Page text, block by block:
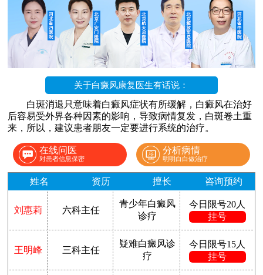
关于白癜风康复医生有话说：
白斑消退只意味着白癜风症状有所缓解，白癜风在治好
后容易受外界各种因素的影响，导致病情复发，白斑卷土重
来，所以，建议患者朋友一定要进行系统的治疗。
在线问医
对患者信息保密
分析病情
明明白白做治疗
姓名 资历 擅长 咨询预约
刘惠莉 六科主任
青少年白癜风
诊疗
今日限号20人
挂号
王明峰 三科主任
疑难白癜风诊
疗
今日限号15人
挂号